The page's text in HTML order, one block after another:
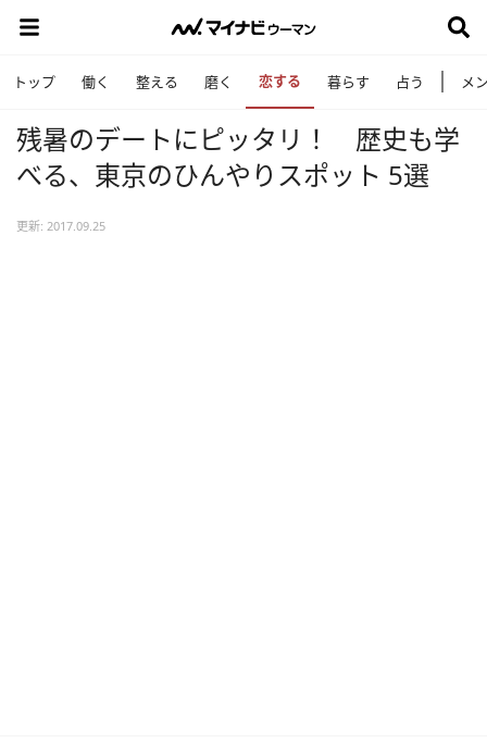
トップ 働く 整える 磨く 恋する 暮らす 占う メ
残暑のデートにピッタリ！ 歴史も学
べる、東京のひんやりスポット 5選
更新: 2017.09.25